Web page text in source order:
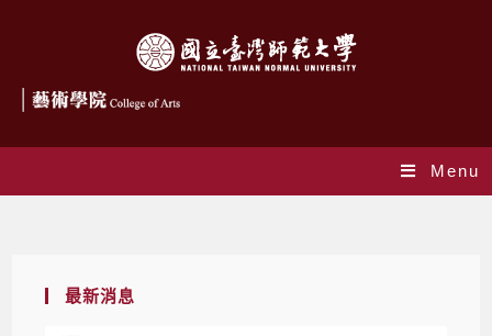
Menu
最新消息